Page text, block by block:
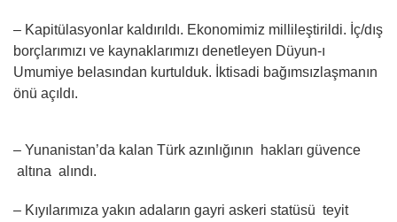
– Kapitülasyonlar kaldırıldı. Ekonomimiz millileştirildi. İç/dış
borçlarımızı ve kaynaklarımızı denetleyen Düyun-ı
Umumiye belasından kurtulduk. İktisadi bağımsızlaşmanın
önü açıldı.
– Yunanistan’da kalan Türk azınlığının hakları güvence
altına alındı.
– Kıyılarımıza yakın adaların gayri askeri statüsü teyit